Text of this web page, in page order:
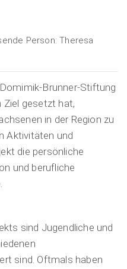
Person:Theresa
Brunner-Stiftung
Ziel gesetzt hat,
in der Region zu
Aktivitäten und
die persönliche
und berufliche
sind Jugendliche und
sind. Oftmals haben